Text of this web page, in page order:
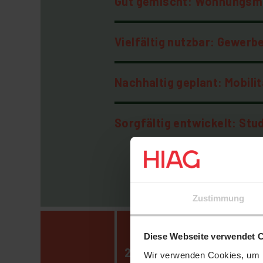
Zustimmung
Diese Webseite verwendet
Wir verwenden Cookies,
Vielfältig nutzbar:
Nachhaltig geplant:
Sorgfältig entwickelt:
2018